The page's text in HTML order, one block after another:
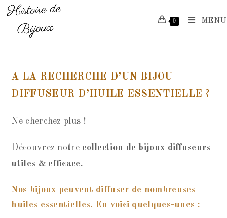
Skip
content
0 MENU
A LA RECHERCHE D’UN BIJOU
DIFFUSEUR D’HUILE ESSENTIELLE ?
Ne cherchez plus !
Découvrez notre collection de bijoux diffuseurs
utiles & efficace.
Nos bijoux peuvent diffuser de nombreuses
huiles essentielles. En voici quelques-unes :